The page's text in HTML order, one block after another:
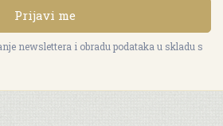
Prijavi me
newslettera i obradu podataka u skladu s